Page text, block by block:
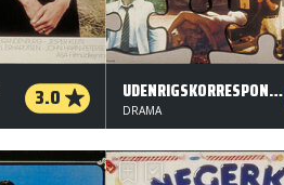
3.0 UDENRIGSKORRESPONDENTEN
DRAMA